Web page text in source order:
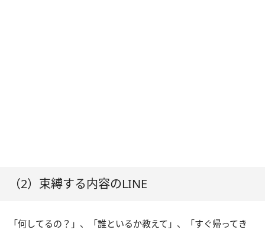
（2）束縛する内容のLINE
「何してるの？」、「誰といるか教えて」、「すぐ帰ってき